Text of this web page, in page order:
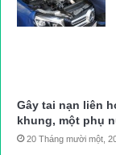
Gây tai nạn liên
khung, một phụ
20 Tháng mười một,